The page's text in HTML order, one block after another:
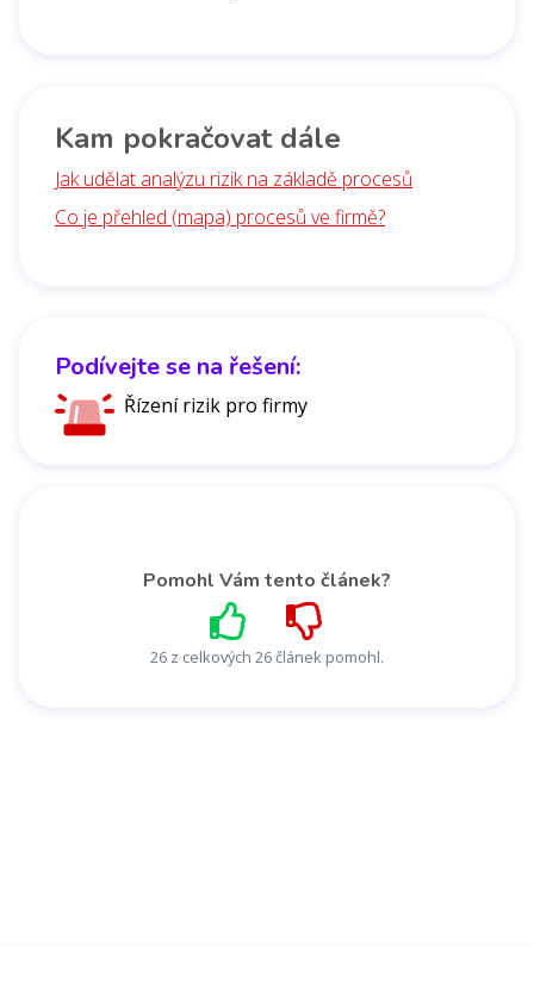
Podívejte se na řešení:
Řízení rizik pro firmy
Pomohl Vám tento článek?
26 z celkových 26 článek pomohl.
Kam pokračovat dále
Jak udělat analýzu rizik na základě procesů
Co je přehled (mapa) procesů ve firmě?